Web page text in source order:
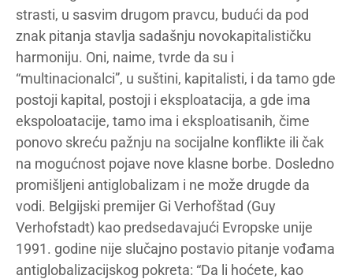
strasti, u sasvim drugom pravcu, budući da pod
znak pitanja stavlja sadašnju novokapitalističku
harmoniju. Oni, naime, tvrde da su i
“multinacionalci”, u suštini, kapitalisti, i da tamo gde
postoji kapital, postoji i eksploatacija, a gde ima
ekspoloatacije, tamo ima i eksploatisanih, čime
ponovo skreću pažnju na socijalne konflikte ili čak
na mogućnost pojave nove klasne borbe. Dosledno
promišljeni antiglobalizam i ne može drugde da
vodi. Belgijski premijer Gi Verhofštad (Guy
Verhofstadt) kao predsedavajući Evropske unije
1991. godine nije slučajno postavio pitanje vođama
antiglobalizacijskog pokreta: “Da li hoćete, kao